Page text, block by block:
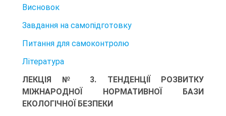
Висновок
Завдання на самопідготовку
Питання для самоконтролю
Література
ЛЕКЦІЯ № 3. ТЕНДЕНЦІЇ РОЗВИТКУ
МІЖНАРОДНОЇ НОРМАТИВНОЇ БАЗИ
ЕКОЛОГІЧНОЇ БЕЗПЕКИ